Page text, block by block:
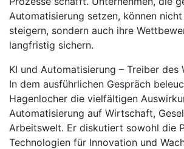
Automatisierung setzen, können
steigern, sondern auch ihre
langfristig sichern.
KI und Automatisierung – Treiber des
In dem ausführlichen Gespräch
Hagenlocher die vielfältigen
Automatisierung auf Wirtschaft,
Arbeitswelt. Er diskutiert sowohl die
Technologien für Innovation und